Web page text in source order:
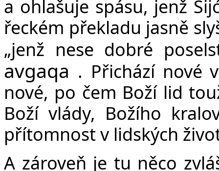
a ohlašuje spásu, jenž
řeckém překladu jasně
„jenž nese dobré
avgaqa . Přichází nové
nové, po čem Boží lid
Boží vlády, Božího
přítomnost v lidských
A zároveň je tu něco